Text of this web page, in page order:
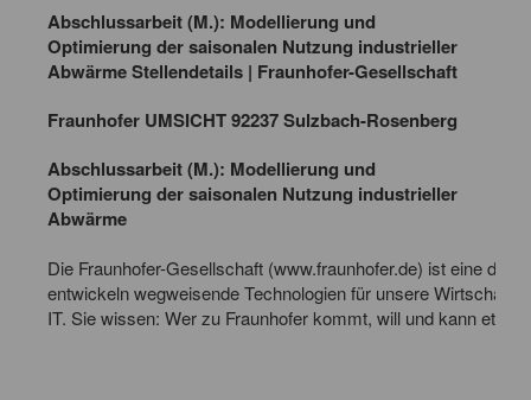
Abschlussarbeit (M.): Modellierung und
Optimierung der saisonalen Nutzung industrieller
Abwärme Stellendetails | Fraunhofer-Gesellschaft
Fraunhofer UMSICHT 92237 Sulzbach-Rosenberg
Abschlussarbeit (M.): Modellierung und
Optimierung der saisonalen Nutzung industrieller
Abwärme
Die Fraunhofer-Gesellschaft (www.fraunhofer.de) ist eine der
entwickeln wegweisende Technologien für unsere Wirtschaft
IT. Sie wissen: Wer zu Fraunhofer kommt, will und kann